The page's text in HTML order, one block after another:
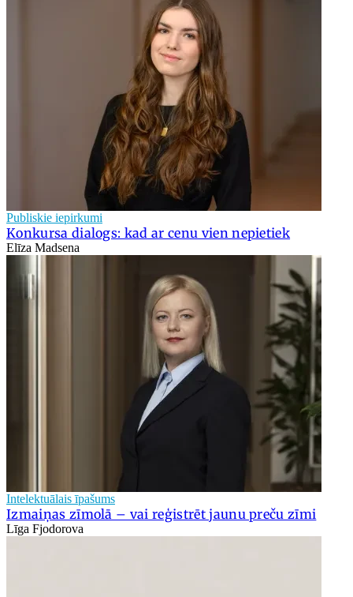
Publiskie iepirkumi
Konkursa dialogs: kad ar cenu vien nepietiek
Elīza Madsena
Intelektuālais īpašums
Izmaiņas zīmolā – vai reģistrēt jaunu preču zīmi
Līga Fjodorova